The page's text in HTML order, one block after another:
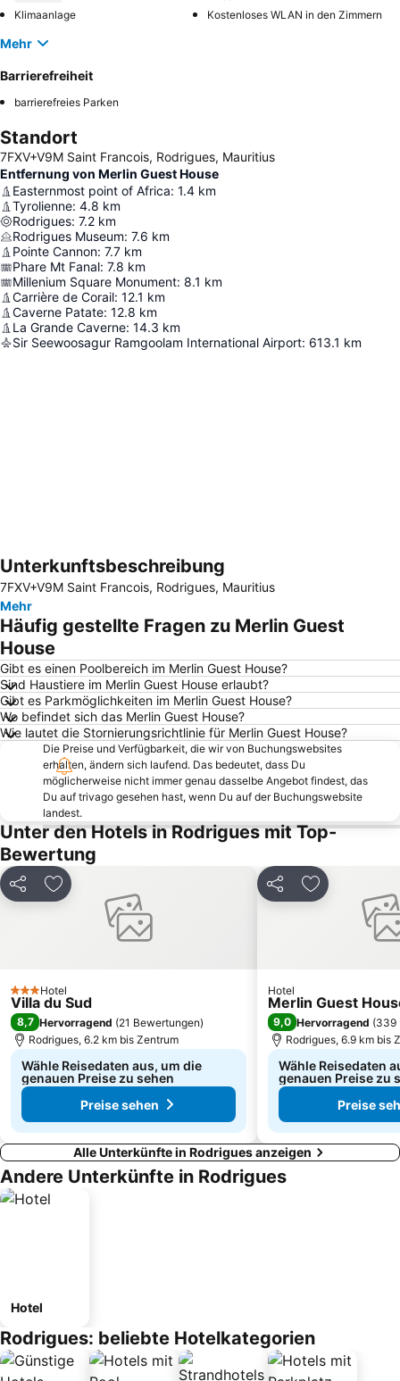
Klimaanlage
Kostenloses WLAN in den Zimmern
Mehr
Barrierefreiheit
barrierefreies Parken
Standort
7FXV+V9M Saint Francois, Rodrigues, Mauritius
Entfernung von Merlin Guest House
Easternmost point of Africa: 1.4 km
Tyrolienne: 4.8 km
Rodrigues: 7.2 km
Rodrigues Museum: 7.6 km
Pointe Cannon: 7.7 km
Phare Mt Fanal: 7.8 km
Millenium Square Monument: 8.1 km
Carrière de Corail: 12.1 km
Caverne Patate: 12.8 km
La Grande Caverne: 14.3 km
Sir Seewoosagur Ramgoolam International Airport: 613.1 km
Karte vergrößern
Unterkunftsbeschreibung
7FXV+V9M Saint Francois, Rodrigues, Mauritius
Mehr
Häufig gestellte Fragen zu Merlin Guest
House
Gibt es einen Poolbereich im Merlin Guest House?
Sind Haustiere im Merlin Guest House erlaubt?
Gibt es Parkmöglichkeiten im Merlin Guest House?
Wo befindet sich das Merlin Guest House?
Wie lautet die Stornierungsrichtlinie für Merlin Guest House?
Die Preise und Verfügbarkeit, die wir von Buchungswebsites
erhalten, ändern sich laufend. Das bedeutet, dass Du
möglicherweise nicht immer genau dasselbe Angebot findest, das
Du auf trivago gesehen hast, wenn Du auf der Buchungswebsite
landest.
Unter den Hotels in Rodrigues mit Top-
Bewertung
Teilen Zu Favoriten hinzufügen
3 Sterne
Hotel
Villa du Sud
8,7 Hervorragend (21 Bewertungen)
Rodrigues, 6.2 km bis Zentrum
Wähle Reisedaten aus, um die
genauen Preise zu sehen
Preise sehen
Teilen Zu Favoriten
Hotel
Merlin Guest
9,0 Hervorragend (339
Rodrigues, 6.9 km bis
Wähle Reisedaten
genauen Preise zu
Preise
Alle Unterkünfte in Rodrigues anzeigen
Andere Unterkünfte in Rodrigues
Hotel
Rodrigues: beliebte Hotelkategorien